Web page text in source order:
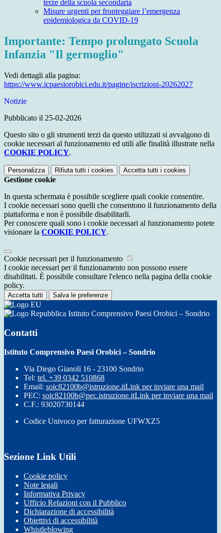
terze della scuola secondaria
Misure urgenti per fronteggiare l’emergenza
epidemiologica da COVID-19
Importante: Tempo prolungato Scuola
Infanzia "Il germoglio"
Vedi dettagli alla pagina:
https://www.icpaesiorobici.edu.it/pagine/iscrizioni-20262027
Notizie
Pubblicato il 25-02-2026
Questo sito o gli strumenti terzi da questo utilizzati si avvalgono di
cookie necessari al funzionamento ed utili alle finalità illustrate nella
COOKIE POLICY.
Personalizza Rifiuta tutti i cookies Accetta tutti i cookies
Gestione cookie
In questa schermata è possibile scegliere quali cookie consentire.
I cookie necessari sono quelli che consentono il funzionamento della
piattaforma e non è possibile disabilitarli.
Per conoscere quali sono i cookie necessari al funzionamento potete
visionare la COOKIE POLICY.
Cookie necessari per il funzionamento
I cookie necessari per il funzionamento non possono essere
disabilitati. È possibile consultare l'elenco nella pagina della cookie
policy.
Accetta tutti Salva le preferenze
Istituto Comprensivo Paesi Orobici – Sondrio
Contatti
Istituto Comprensivo Paesi Orobici – Sondrio
Via Diego Gianoli 16 - 23100 Sondrio
Tel: tel. +39 0342 510868
Email: soic82100b@istruzione.itLink per inviare una mail
PEC: soic82100b@pec.istruzione.itLink per inviare una mail
C.F.: 93020730144
Codice Univoco per fatturazione UFWXZ5
Sezione Link Utili
Cookie policy
Note legali
Informativa Privacy
Ufficio Relazioni con il Pubblico
Dichiarazione di accessibilità
Obiettivi di accessibilità
Whistleblowing